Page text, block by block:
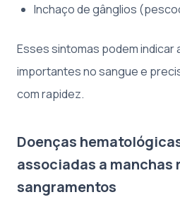
Inchaço de gânglios
Esses sintomas podem indicar
importantes no sangue e
com rapidez.
Doenças
associadas a manchas
sangramentos